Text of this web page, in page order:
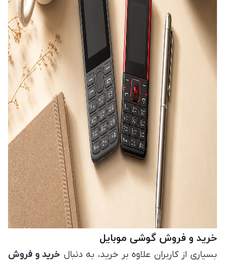
خرید و فروش گوشی موبایل
بسیاری از کاربران علاوه بر خرید، به دنبال خرید و فروش